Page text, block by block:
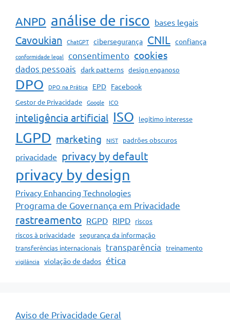
ANPD análise de risco bases legais
Cavoukian ChatGPT cibersegurança CNIL confiança
conformidade legal consentimento cookies
dados pessoais dark patterns design enganoso
DPO DPO na Prática EPD Facebook
Gestor de Privacidade Google ICO
inteligência artificial ISO legítimo interesse
LGPD marketing NIST padrões obscuros
privacidade privacy by default
privacy by design
Privacy Enhancing Technologies
Programa de Governança em Privacidade
rastreamento RGPD RIPD riscos
riscos à privacidade segurança da informação
transferências internacionais transparência treinamento
vigilância violação de dados ética
Aviso de Privacidade Geral